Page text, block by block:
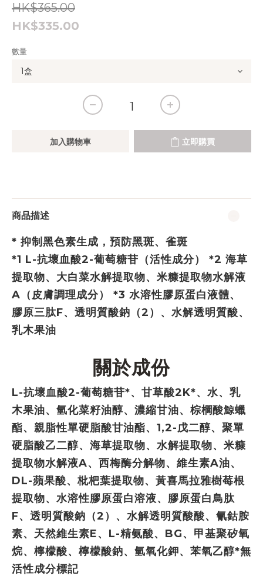
HK$365.00
HK$335.00
數量
加入購物車 立即購買
商品描述
* 抑制黑色素生成，預防黑斑、雀斑
*1 L-抗壞血酸2-葡萄糖苷（活性成分） *2 海草
提取物、大白菜水解提取物、米糠提取物水解液
A（皮膚調理成分） *3 水溶性膠原蛋白液體、
膠原三肽F、透明質酸鈉（2）、水解透明質酸、
乳木果油
關於成份
L-抗壞血酸2-葡萄糖苷*、甘草酸2K*、水、乳
木果油、氫化菜籽油醇、濃縮甘油、棕櫚酸鯨蠟
酯、親脂性單硬脂酸甘油酯、1,2-戊二醇、聚單
硬脂酸乙二醇、海草提取物、水解提取物、米糠
提取物水解液A、西梅酶分解物、維生素A油、
DL-蘋果酸、枇杷葉提取物、黃喜馬拉雅樹莓根
提取物、水溶性膠原蛋白溶液、膠原蛋白鳥肽
F、透明質酸鈉（2）、水解透明質酸酸、氰鈷胺
素、天然維生素E、L-精氨酸、BG、甲基聚矽氧
烷、檸檬酸、檸檬酸鈉、氫氧化鉀、苯氧乙醇*無
活性成分標記